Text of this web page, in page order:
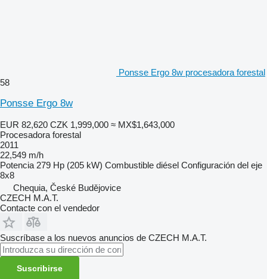
Ponsse Ergo 8w procesadora forestal
58
Ponsse Ergo 8w
EUR 82,620 CZK 1,999,000 ≈ MX$1,643,000
Procesadora forestal
2011
22,549 m/h
Potencia 279 Hp (205 kW) Combustible diésel Configuración del eje
8x8
Chequia, České Budějovice
CZECH M.A.T.
Contacte con el vendedor
Suscríbase a los nuevos anuncios de CZECH M.A.T.
Suscribirse